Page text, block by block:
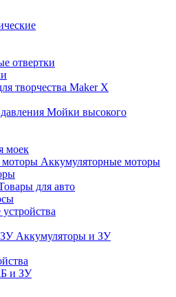
отвертки
творчества Maker X
Мойки высокого
моек
Аккумуляторные моторы
для авто
Аккумуляторы и ЗУ
и ЗУ